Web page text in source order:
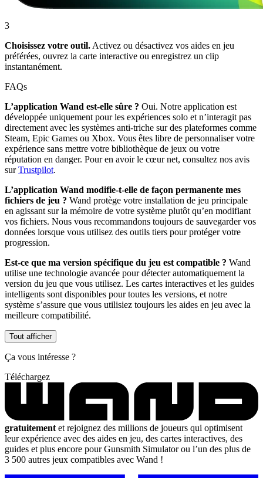
3
Choisissez votre outil. Activez ou désactivez vos aides en jeu
préférées, ouvrez la carte interactive ou enregistrez un clip
instantanément.
FAQs
L’application Wand est-elle sûre ? Oui. Notre application est
développée uniquement pour les expériences solo et n’interagit pas
directement avec les systèmes anti-triche sur des plateformes comme
Steam, Epic Games ou Xbox. Vous êtes libre de personnaliser votre
expérience sans mettre votre bibliothèque de jeux ou votre
réputation en danger. Pour en avoir le cœur net, consultez nos avis
surTrustpilot.
L’application Wand modifie-t-elle de façon permanente mes
fichiers de jeu ? Wand protège votre installation de jeu principale
en agissant sur la mémoire de votre système plutôt qu’en modifiant
vos fichiers. Nous vous recommandons toujours de sauvegarder vos
données lorsque vous utilisez des outils tiers pour protéger votre
progression.
Est-ce que ma version spécifique du jeu est compatible ? Wand
utilise une technologie avancée pour détecter automatiquement la
version du jeu que vous utilisez. Les cartes interactives et les guides
intelligents sont disponibles pour toutes les versions, et notre
système s’assure que vous utilisiez toujours les aides en jeu avec la
meilleure compatibilité.
Tout afficher
Ça vous intéresse ?
Téléchargez
gratuitement et rejoignez des millions de joueurs qui optimisent
leur expérience avec des aides en jeu, des cartes interactives, des
guides et plus encore pour Gunsmith Simulator ou l’un des plus de
3 500 autres jeux compatibles avec Wand !